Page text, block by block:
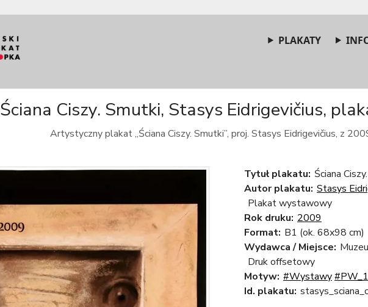
PLAKATY
Ściana Ciszy. Smutki, Stasys Eidrigevičius,
Artystyczny plakat „Ściana Ciszy. Smutki”, proj. Stasys Eidrigevičius, z
Tytuł plakatu: Ściana
Autor plakatu: Stasys
Plakat wystawowy
Rok druku: 2009
Format: B1 (ok. 68x98 cm)
Wydawca / Miejsce:
Druk offsetowy
Motyw: #Wystawy
Id. plakatu: